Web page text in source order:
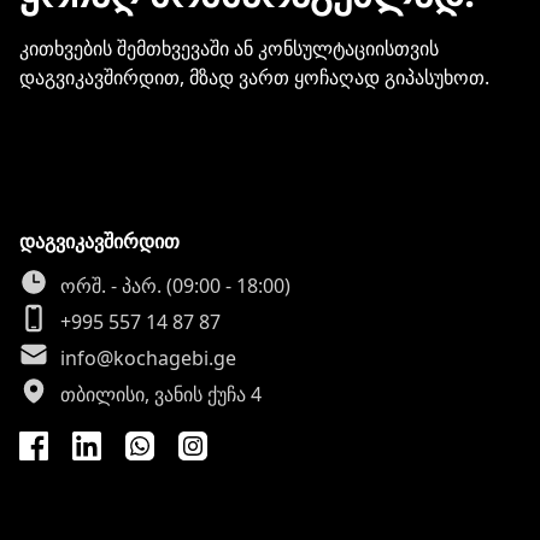
კითხვების შემთხვევაში ან კონსულტაციისთვის
დაგვიკავშირდით, მზად ვართ ყოჩაღად გიპასუხოთ.
დაგვიკავშირდით
ორშ. - პარ. (09:00 - 18:00)
+995 557 14 87 87
info@kochagebi.ge
თბილისი, ვანის ქუჩა 4